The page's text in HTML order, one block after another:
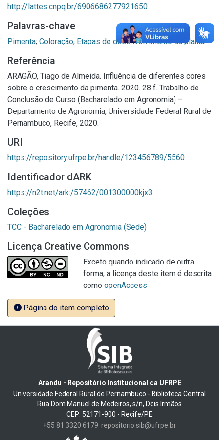
http://lattes.cnpq.br/6906686277921650
Palavras-chave
Pimenta; Coloração; Etapas de desenvolvimento da planta
Referência
ARAGÃO, Tiago de Almeida. Influência de diferentes cores
sobre o crescimento da pimenta. 2020. 28 f. Trabalho de
Conclusão de Curso (Bacharelado em Agronomia) –
Departamento de Agronomia, Universidade Federal Rural de
Pernambuco, Recife, 2020.
URI
https://repository.ufrpe.br/handle/123456789/5560
Identificador dARK
https://n2t.net/ark:/57462/001300000kjx3
Coleções
TCC - Bacharelado em Agronomia (Sede)
Licença Creative Commons
Exceto quando indicado de outra
forma, a licença deste item é descrita
como openAccess
Página do item completo
Arandu - Repositório Institucional da UFRPE
Universidade Federal Rural de Pernambuco - Biblioteca Central
Rua Dom Manuel de Medeiros, s/n, Dois Irmãos
CEP: 52171-900 - Recife/PE
+55 81 3320 6179 repositorio.sib@ufrpe.br